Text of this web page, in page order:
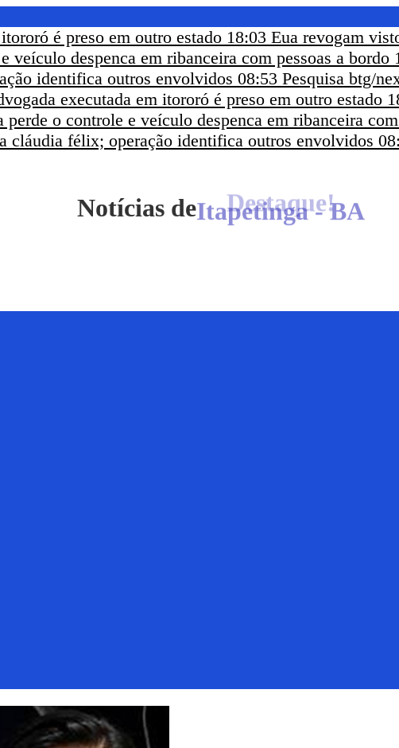
é preso em outro estado 18:03 Eua revogam
veículo despenca em ribanceira com pessoas a bordo
identifica outros envolvidos 08:53 Pesquisa btg/
executada em itororó é preso em outro estado
o controle e veículo despenca em ribanceira
cláudia félix; operação identifica outros envolvidos
Notícias deItapetinga - BA